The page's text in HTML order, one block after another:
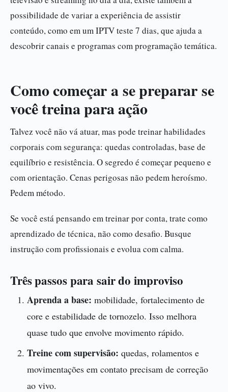
possibilidade de variar a experiência de assistir
conteúdo, como em um IPTV teste 7 dias, que ajuda a
descobrir canais e programas com programação temática.
Como começar a se preparar se
você treina para ação
Talvez você não vá atuar, mas pode treinar habilidades
corporais com segurança: quedas controladas, base de
equilíbrio e resistência. O segredo é começar pequeno e
com orientação. Cenas perigosas não pedem heroísmo.
Pedem método.
Se você está pensando em treinar por conta, trate como
aprendizado de técnica, não como desafio. Busque
instrução com profissionais e evolua com calma.
Três passos para sair do improviso
Aprenda a base: mobilidade, fortalecimento de
core e estabilidade de tornozelo. Isso melhora
quase tudo que envolve movimento rápido.
Treine com supervisão: quedas, rolamentos e
movimentações em contato precisam de correção
ao vivo.